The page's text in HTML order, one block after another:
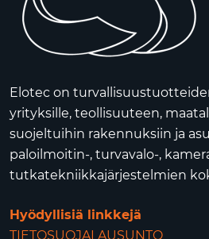
Elotec on
yrityksille, teollisuuteen,
suojeltuihin rakennuksiin ja
paloilmoitin-, turvavalo-,
tutkatekniikkajärjestelmien
Hyödyllisiä linkkejä
TIETOSUOJALAUSUNTO